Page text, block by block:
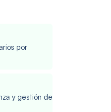
por
y gestión de